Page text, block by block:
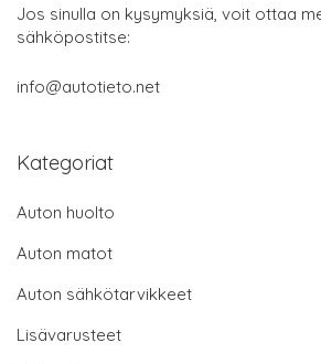
Jos sinulla on kysymyksiä, voit ottaa
sähköpostitse:
info@autotieto.net
Kategoriat
Auton huolto
Auton matot
Auton sähkötarvikkeet
Lisävarusteet